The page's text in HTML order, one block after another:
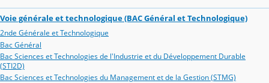
Voie générale et technologique (BAC Général et Technologique)
2nde Générale et Technologique
Bac Général
Bac Sciences et Technologies de l'Industrie et du Développement Durable
(STI2D)
Bac Sciences et Technologies du Management et de la Gestion (STMG)